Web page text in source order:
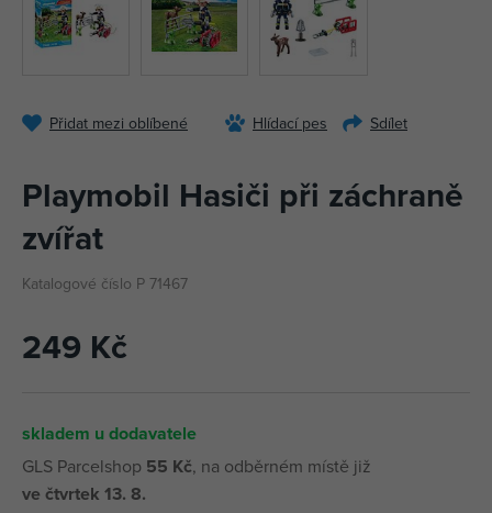
Přidat mezi oblíbené Hlídací pes Sdílet
Playmobil Hasiči při záchraně
zvířat
Katalogové číslo P 71467
249 Kč
skladem u dodavatele
GLS Parcelshop 55 Kč, na odběrném místě již
ve čtvrtek 13. 8.